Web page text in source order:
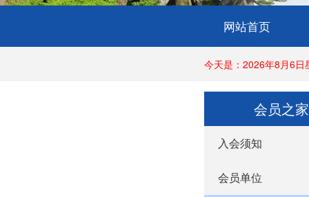
网站首页
今天是：2026年8月6日
会员之家
入会须知
会员单位